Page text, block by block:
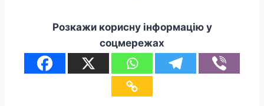
Розкажи корисну інформацію у
соцмережах